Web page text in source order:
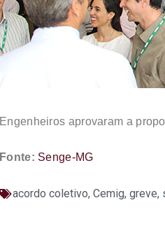
Engenheiros aprovaram a
Fonte: Senge-MG
acordo coletivo, Cemig, greve,